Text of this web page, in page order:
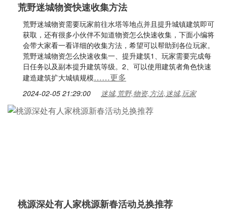
荒野迷城物资快速收集方法
荒野迷城物资需要玩家前往水塔等地点并且提升城镇建筑即可
获取，还有很多小伙伴不知道物资怎么快速收集，下面小编将
会带大家看一看详细的收集方法，希望可以帮助到各位玩家。
荒野迷城物资怎么快速收集一、提升建筑1、玩家需要完成每
日任务以及副本提升建筑等级。2、可以使用建筑者角色快速
建造建筑扩大城镇规模……更多
2024-02-05 21:29:00 迷城,荒野,物资,方法,迷城,玩家
桃源深处有人家桃源新春活动兑换推荐